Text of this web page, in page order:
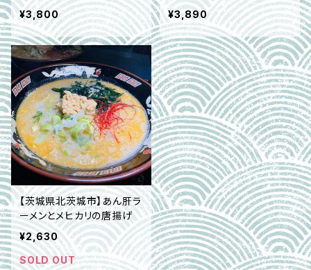
麺3種・麺つゆ付き 大畑大
介商店限定 ｜通年販売
¥3,800
ん・麺つゆ付き｜兵庫県ゆ
もと
¥3,890
【茨城県北茨城市】あん肝ラ
ーメンとメヒカリの唐揚げ
¥2,630
SOLD OUT